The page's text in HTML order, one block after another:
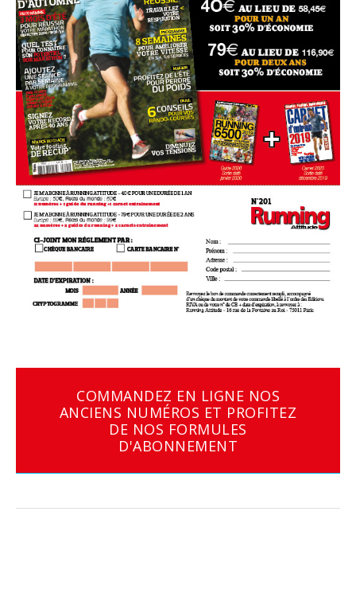
COMMANDEZ EN LIGNE NOS
ANCIENS NUMÉROS ET PROFITEZ
DE NOS FORMULES
D'ABONNEMENT